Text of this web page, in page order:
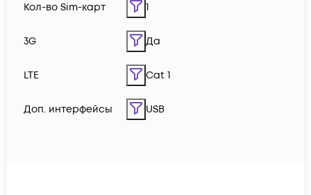
Кол-во Sim-карт 1
3G Да
LTE Cat 1
Доп. интерфейсы USB